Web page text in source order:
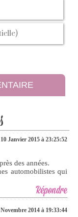
10 Janvier 2015 à 23:25:52
des années.
automobilistes qui
Répondre
2014 à 19:33:44